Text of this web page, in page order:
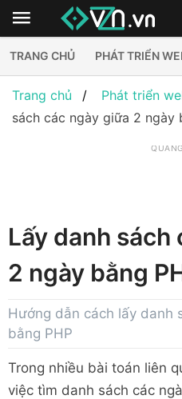
TRANG CHỦ PHÁT TRIỂN
Trang chủ Phát triển
sách các ngày giữa 2 ngày
Lấy danh sách
2 ngày bằng
Hướng dẫn cách lấy danh
bằng PHP
Trong nhiều bài toán liên
việc tìm danh sách các